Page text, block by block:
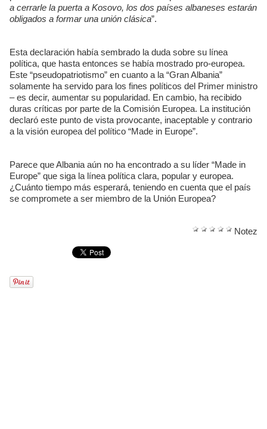
a cerrarle la puerta a Kosovo, los dos países albaneses estarán
obligados a formar una unión clásica”.
Esta declaración había sembrado la duda sobre su línea
política, que hasta entonces se había mostrado pro-europea.
Este “pseudopatriotismo” en cuanto a la “Gran Albania”
solamente ha servido para los fines políticos del Primer ministro
– es decir, aumentar su popularidad. En cambio, ha recibido
duras críticas por parte de la Comisión Europea. La institución
declaró este punto de vista provocante, inaceptable y contrario
a la visión europea del político “Made in Europe”.
Parece que Albania aún no ha encontrado a su líder “Made in
Europe” que siga la línea política clara, popular y europea.
¿Cuánto tiempo más esperará, teniendo en cuenta que el país
se compromete a ser miembro de la Unión Europea?
Notez